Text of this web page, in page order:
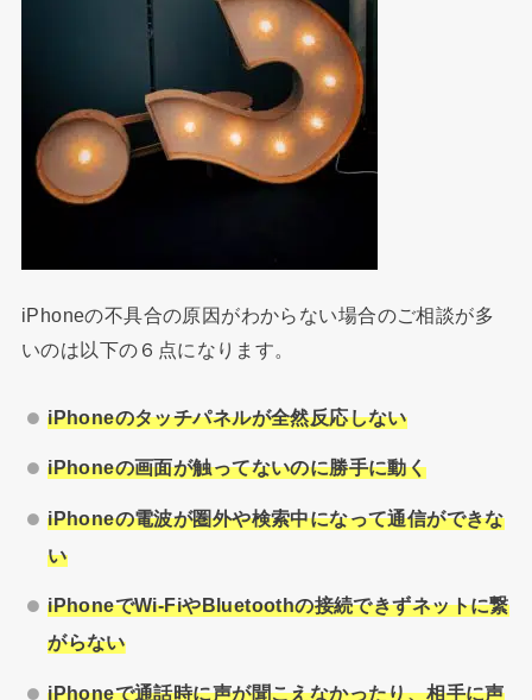
iPhoneの不具合の原因がわからない場合のご相談が多
いのは以下の６点になります。
iPhoneのタッチパネルが全然反応しない
iPhoneの画面が触ってないのに勝手に動く
iPhoneの電波が圏外や検索中になって通信ができな
い
iPhoneでWi-FiやBluetoothの接続できずネットに繋
がらない
iPhoneで通話時に声が聞こえなかったり、相手に声